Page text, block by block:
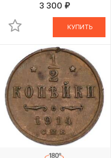
3 300 руб.
В КОРЗИНЕ
КУПИТЬ